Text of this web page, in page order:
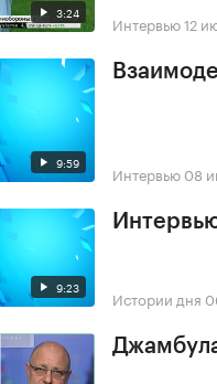
3:24 Интервью12
9:59 Интервью 08
9:23 Истории дня